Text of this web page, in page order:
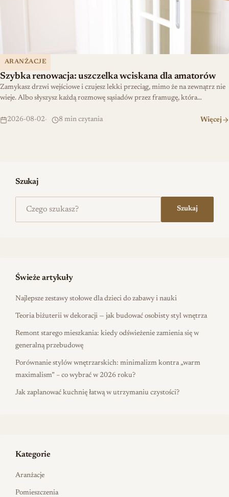
ARANŻACJE
Szybka renowacja: uszczelka wciskana dla amatorów
Zamykasz drzwi wejściowe i czujesz lekki przeciąg, mimo że na zewnątrz nie
wieje. Albo słyszysz każdą rozmowę sąsiadów przez framugę, która…
2026-08-02 8 min czytania Więcej
Szukaj
Szukaj
Świeże artykuły
Najlepsze zestawy stołowe dla dzieci do zabawy i nauki
Teoria biżuterii w dekoracji — jak budować osobisty styl wnętrza
Remont starego mieszkania: kiedy odświeżenie zamienia się w
generalną przebudowę
Porównanie stylów wnętrzarskich: minimalizm kontra „warm
maximalism” – co wybrać w 2026 roku?
Jak zaplanować kuchnię łatwą w utrzymaniu czystości?
Kategorie
Aranżacje
Pomieszczenia